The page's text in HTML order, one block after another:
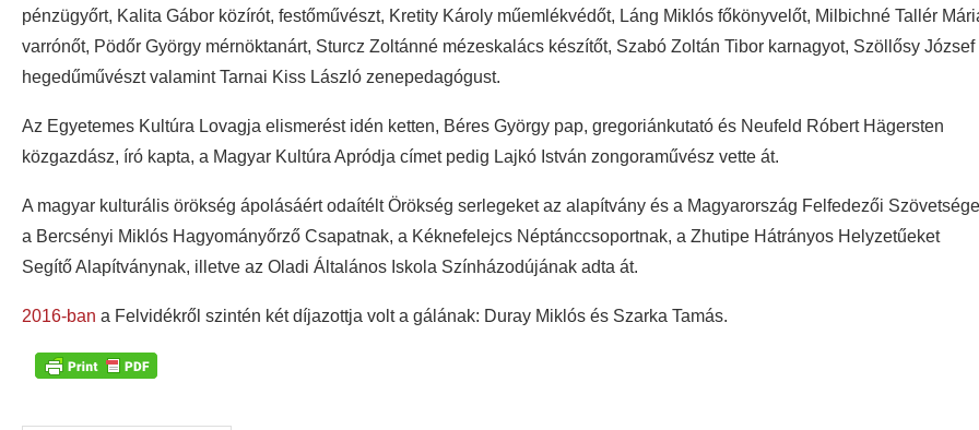
pénzügyőrt, Kalita Gábor közírót, festőművészt, Kretity Károly műemlékvédőt, Láng Miklós főkönyvelőt, Milbichné Tallér
varrónőt, Pödőr György mérnöktanárt, Sturcz Zoltánné mézeskalács készítőt, Szabó Zoltán Tibor karnagyot, Szöllősy József
hegedűművészt valamint Tarnai Kiss László zenepedagógust.
Az Egyetemes Kultúra Lovagja elismerést idén ketten, Béres György pap, gregoriánkutató és Neufeld Róbert Hägersten
közgazdász, író kapta, a Magyar Kultúra Apródja címet pedig Lajkó István zongoraművész vette át.
A magyar kulturális örökség ápolásáért odaítélt Örökség serlegeket az alapítvány és a Magyarország Felfedezői Szövetsége
a Bercsényi Miklós Hagyományőrző Csapatnak, a Kéknefelejcs Néptánccsoportnak, a Zhutipe Hátrányos Helyzetűeket
Segítő Alapítványnak, illetve az Oladi Általános Iskola Színházodújának adta át.
2016-ban a Felvidékről szintén két díjazottja volt a gálának: Duray Miklós és Szarka Tamás.